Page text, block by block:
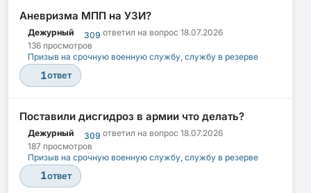
Аневризма МПП на УЗИ?
Дежурный 309 ответил на вопрос 18.07.2026
136 просмотров
Призыв на срочную военную службу, службу в резерве
1ответ
Поставили дисгидроз в армии что делать?
Дежурный 309 ответил на вопрос 18.07.2026
187 просмотров
Призыв на срочную военную службу, службу в резерве
1ответ